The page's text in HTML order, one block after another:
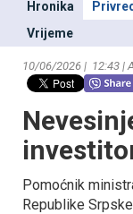
Hronika
Vrijeme
10/06/2026 | 12:43 |
Pomoćnik
Republike